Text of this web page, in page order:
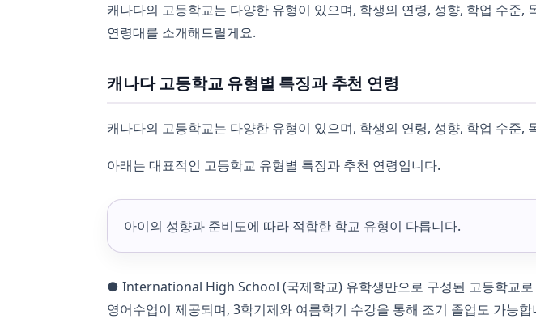
캐나다의 고등학교는 다양한 유형이 있으며, 학생의 연령, 성향, 학업 수준
연령대를 소개해드릴게요.
캐나다 고등학교 유형별 특징과 추천 연령
캐나다의 고등학교는 다양한 유형이 있으며, 학생의 연령, 성향, 학업 수준,
아래는 대표적인 고등학교 유형별 특징과 추천 연령입니다.
아이의 성향과 준비도에 따라 적합한 학교 유형이 다릅니다.
● International High School (국제학교) 유학생만으로 구성된 고등학교로
영어수업이 제공되며, 3학기제와 여름학기 수강을 통해 조기 졸업도 가능